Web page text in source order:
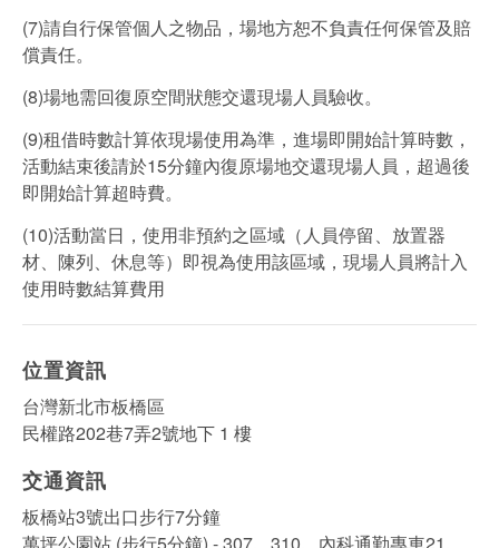
(7)請自行保管個人之物品，場地方恕不負責任何保管及賠
償責任。
(8)場地需回復原空間狀態交還現場人員驗收。
(9)租借時數計算依現場使用為準，進場即開始計算時數，
活動結束後請於15分鐘內復原場地交還現場人員，超過後
即開始計算超時費。
(10)活動當日，使用非預約之區域（人員停留、放置器
材、陳列、休息等）即視為使用該區域，現場人員將計入
使用時數結算費用
位置資訊
台灣新北市板橋區
民權路202巷7弄2號地下 1 樓
交通資訊
板橋站3號出口步行7分鐘